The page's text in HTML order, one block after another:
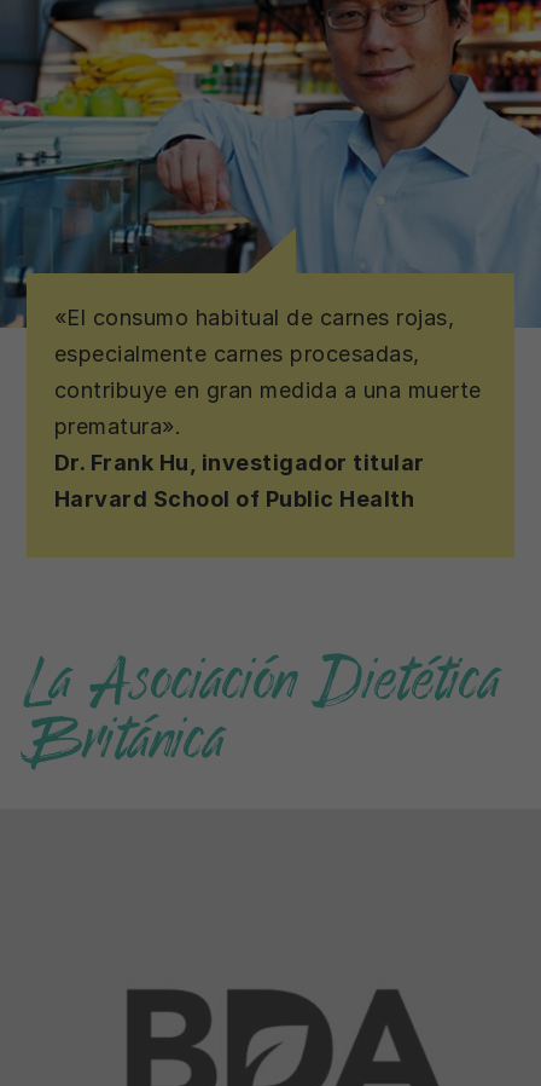
«El consumo habitual de carnes rojas,
especialmente carnes procesadas,
contribuye en gran medida a una muerte
prematura».
Dr. Frank Hu, investigador titular
Harvard School of Public Health
La Asociación Dietética
Británica